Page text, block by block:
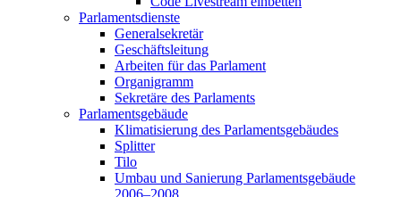
Parlamentsdienste
Generalsekretär
Geschäftsleitung
Arbeiten für das Parlament
Organigramm
Sekretäre des Parlaments
Parlamentsgebäude
Klimatisierung des Parlamentsgebäudes
Splitter
Tilo
Umbau und Sanierung Parlamentsgebäude